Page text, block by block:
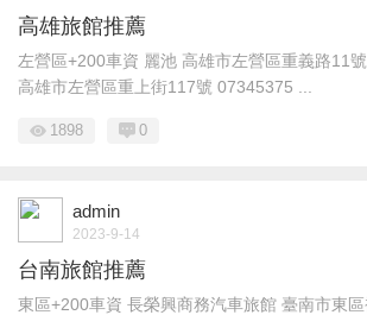
高雄旅館推薦
左營區+200車資 麗池 高雄市左營區重義路11
高雄市左營區重上街117號 07345375 ...
1898 0
admin
2023-9-14
台南旅館推薦
東區+200車資 長榮興商務汽車旅館 臺南市東